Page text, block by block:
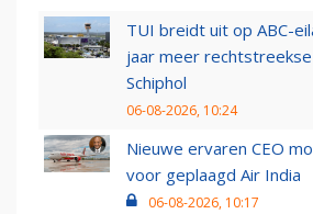
TUI breidt uit op ABC-
jaar meer
Schiphol
06-08-2026, 10:24
Nieuwe ervaren CEO
voor geplaagd Air India
06-08-2026, 10:17